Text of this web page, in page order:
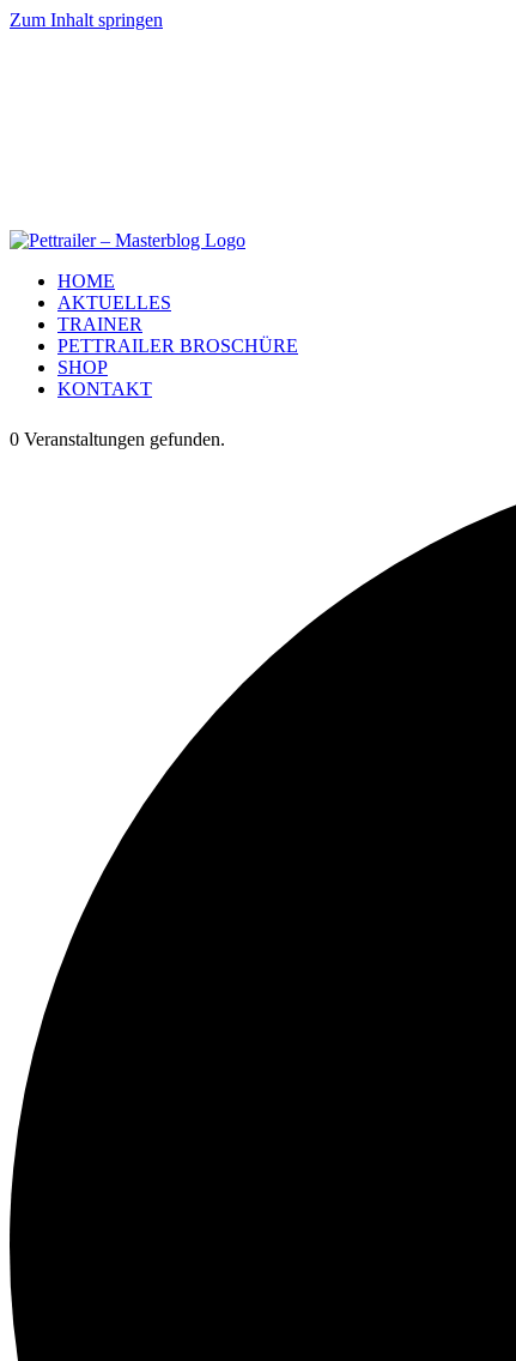
Zum Inhalt springen
HOME
AKTUELLES
TRAINER
PETTRAILER BROSCHÜRE
SHOP
KONTAKT
0 Veranstaltungen gefunden.